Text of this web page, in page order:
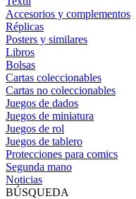
Accesorios y complementos
Réplicas
Posters y similares
Libros
Bolsas
Cartas coleccionables
Cartas no coleccionables
Juegos de dados
Juegos de miniatura
Juegos de rol
Juegos de tablero
Protecciones para comics
Segunda mano
Noticias
BÚSQUEDA